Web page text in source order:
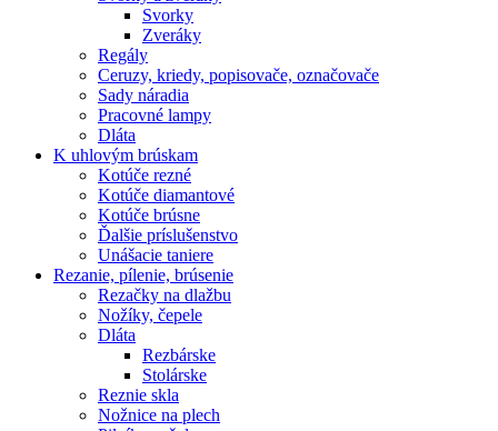
Svorky
Zveráky
Regály
Ceruzy, kriedy, popisovače, označovače
Sady náradia
Pracovné lampy
Dláta
K uhlovým brúskam
Kotúče rezné
Kotúče diamantové
Kotúče brúsne
Ďalšie príslušenstvo
Unášacie taniere
Rezanie, pílenie, brúsenie
Rezačky na dlažbu
Nožíky, čepele
Dláta
Rezbárske
Stolárske
Reznie skla
Nožnice na plech